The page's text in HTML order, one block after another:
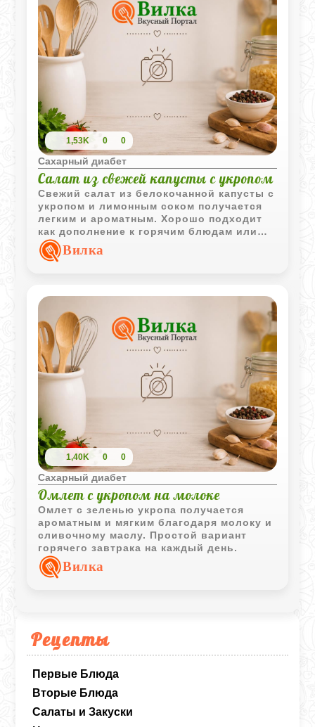
Рецепты
Первые Блюда
Вторые Блюда
Салаты и Закуски
1,53K 0 0
Сахарный диабет
Салат из свежей капусты с укропом
Свежий салат из белокочанной капусты с
укропом и лимонным соком получается
легким и ароматным. Хорошо подходит
как дополнение к горячим блюдам или
самостоятельная овощная закуска.
Вилка
1,40K 0 0
Сахарный диабет
Омлет с укропом на молоке
Омлет с зеленью укропа получается
ароматным и мягким благодаря молоку и
сливочному маслу. Простой вариант
горячего завтрака на каждый день.
Вилка